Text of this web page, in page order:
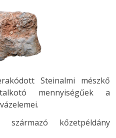
Steinalmi mészkő
mennyiségűek a
kőzetpéldány